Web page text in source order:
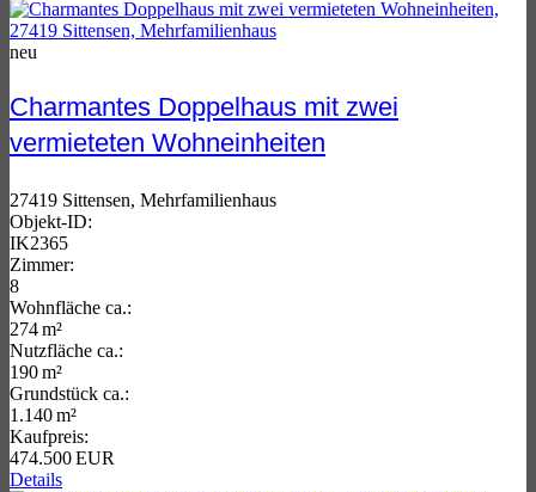
neu
Charmantes Doppelhaus mit zwei
vermieteten Wohneinheiten
27419 Sittensen, Mehrfamilienhaus
Objekt-ID:
IK2365
Zimmer:
8
Wohnfläche ca.:
274 m²
Nutzfläche ca.:
190 m²
Grund­stück ca.:
1.140 m²
Kaufpreis:
474.500 EUR
Details